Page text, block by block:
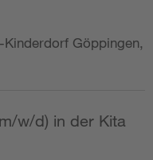
Kinderdorf Göppingen,
w/d) in der Kita